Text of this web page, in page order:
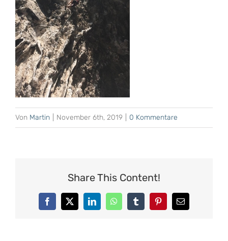
Von Martin November 6th, 2019 0 Kommentare
Share This Content!
Facebook
X LinkedInWhatsAppTumblrPinterest
E-
Mail